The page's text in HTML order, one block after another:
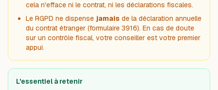
cela n'efface ni le contrat, ni les déclarations fiscales.
Le RGPD ne dispense jamais de la déclaration annuelle
du contrat étranger (formulaire 3916). En cas de doute
sur un contrôle fiscal, votre conseiller est votre premier
appui.
L'essentiel à retenir